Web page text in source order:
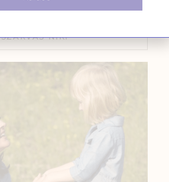
SZARVAS NIKI